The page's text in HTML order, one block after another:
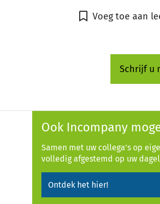
Voeg toe aan
Schrijf u
Ook Incompany
Samen met uw collega's op
volledig afgestemd op uw
Ontdek het hier!